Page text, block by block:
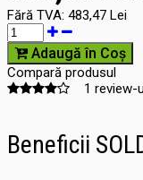
Fără TVA: 483,47 Lei
Adaugă în Coş
Compară produsul
1 review-
Beneficii